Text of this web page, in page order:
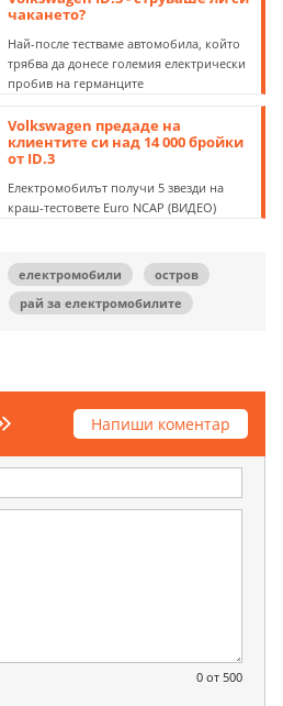
чакането?
Най-после тестваме автомобила, който
трябва да донесе големия електрически
пробив на германците
Volkswagen предаде на
клиентите си над 14 000 бройки
от ID.3
Електромобилът получи 5 звезди на
краш-тестовете Euro NCAP (ВИДЕО)
електромобили
остров
рай за електромобилите
Напиши коментар
0 от 500